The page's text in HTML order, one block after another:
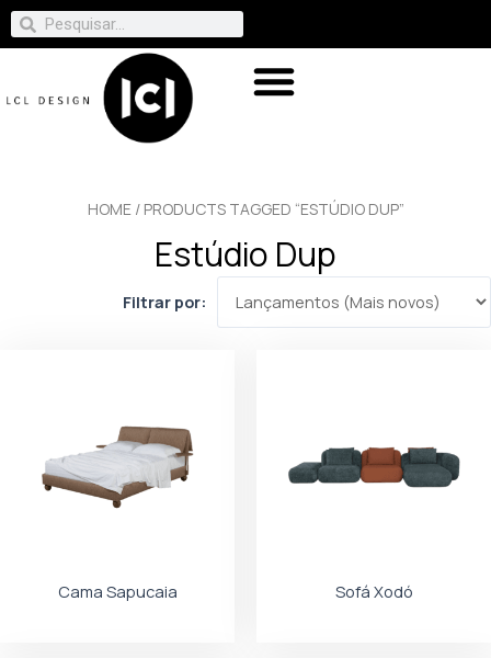
HOME/ PRODUCTS TAGGED “ESTÚDIO DUP”
Estúdio Dup
Filtrar por:
Cama Sapucaia Sofá Xodó